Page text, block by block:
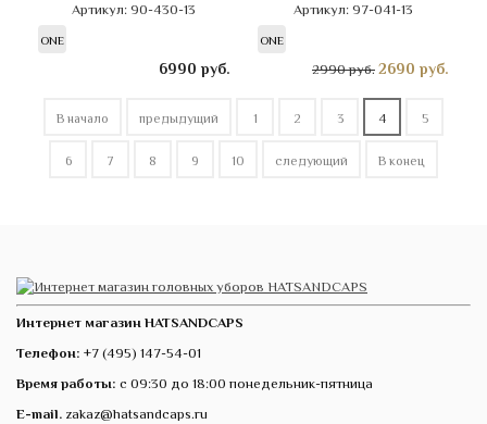
Артикул: 90-430-13
ONE
6990 руб.
Артикул: 97-041-13
ONE
2990 руб. 2690 руб.
В начало предыдущий 1 2 3 4 5
6 7 8 9 10 следующий В конец
Интернет магазин HATSANDCAPS
Телефон: +7 (495) 147-54-01
Время работы: с 09:30 до 18:00 понедельник-пятница
E-mail. zakaz@hatsandcaps.ru